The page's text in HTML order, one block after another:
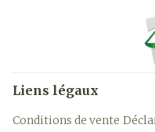
Liens légaux
Conditions de vente